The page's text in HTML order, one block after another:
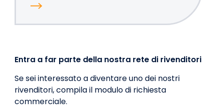
Entra a far parte della nostra rete di rivenditori
Se sei interessato a diventare uno dei nostri
rivenditori, compila il modulo di richiesta
commerciale.